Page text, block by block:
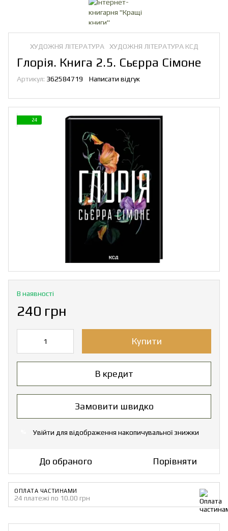
ХУДОЖНЯ ЛІТЕРАТУРА ХУДОЖНЯ ЛІТЕРАТУРА КСД
Глорія. Книга 2.5. Сьєрра Сімоне
Артикул: 362584719 Написати відгук
24
В наявності
240 грн
Купити
В кредит
Замовити швидко
Увійти для відображення накопичувальної знижки
До обраного Порівняти
ОПЛАТА ЧАСТИНАМИ
24 платежі по 10.00 грн